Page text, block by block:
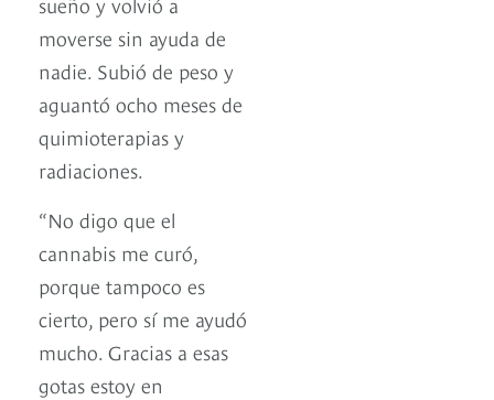
moverse sin ayuda de
nadie. Subió de peso y
aguantó ocho meses de
quimioterapias y
radiaciones.
“No digo que el
cannabis me curó,
porque tampoco es
cierto, pero sí me ayudó
mucho. Gracias a esas
gotas estoy en